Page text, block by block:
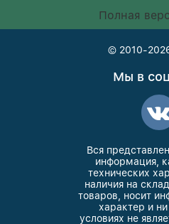
Полная
© 2010-
Мы в
Вся
информация,
технических
наличия на
товаров, носит
характер и
условиях не